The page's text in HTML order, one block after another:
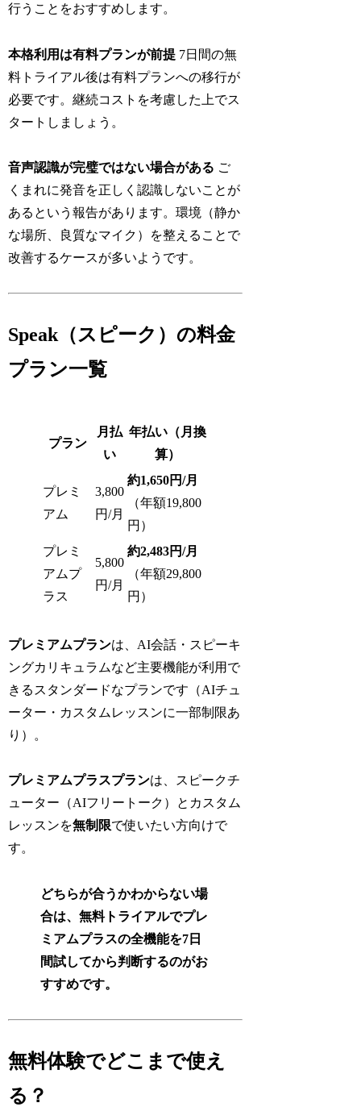
行うことをおすすめします。
本格利用は有料プランが前提 7日間の無
料トライアル後は有料プランへの移行が
必要です。継続コストを考慮した上でス
タートしましょう。
音声認識が完璧ではない場合がある ご
くまれに発音を正しく認識しないことが
あるという報告があります。環境（静か
な場所、良質なマイク）を整えることで
改善するケースが多いようです。
Speak（スピーク）の料金
プラン一覧
プラン
月払
い
年払い（月換
算）
プレミ
アム
3,800
円/月
約1,650円/月
（年額19,800
円）
プレミ
アムプ
ラス
5,800
円/月
約2,483円/月
（年額29,800
円）
プレミアムプランは、AI会話・スピーキ
ングカリキュラムなど主要機能が利用で
きるスタンダードなプランです（AIチュ
ーター・カスタムレッスンに一部制限あ
り）。
プレミアムプラスプランは、スピークチ
ューター（AIフリートーク）とカスタム
レッスンを無制限で使いたい方向けで
す。
どちらが合うかわからない場
合は、無料トライアルでプレ
ミアムプラスの全機能を7日
間試してから判断するのがお
すすめです。
無料体験でどこまで使え
る？